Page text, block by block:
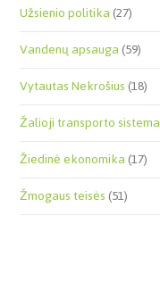
Užsienio politika(27)
Vandenų apsauga(59)
Vytautas Nekrošius(18)
Žalioji transporto sistema
Žiedinė ekonomika(17)
Žmogaus teisės(51)